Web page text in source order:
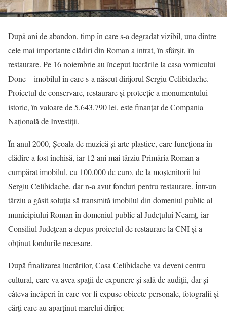
După ani de abandon, timp în care s-a degradat vizibil, una dintre
cele mai importante clădiri din Roman a intrat, în sfârșit, în
restaurare. Pe 16 noiembrie au început lucrările la casa vornicului
Done – imobilul în care s-a născut dirijorul Sergiu Celibidache.
Proiectul de conservare, restaurare și protecție a monumentului
istoric, în valoare de 5.643.790 lei, este finanțat de Compania
Națională de Investiții.
În anul 2000, Școala de muzică și arte plastice, care funcționa în
clădire a fost închisă, iar 12 ani mai târziu Primăria Roman a
cumpărat imobilul, cu 100.000 de euro, de la moștenitorii lui
Sergiu Celibidache, dar n-a avut fonduri pentru restaurare. Într-un
târziu a găsit soluția să transmită imobilul din domeniul public al
municipiului Roman în domeniul public al Județului Neamț, iar
Consiliul Județean a depus proiectul de restaurare la CNI și a
obținut fondurile necesare.
După finalizarea lucrărilor, Casa Celibidache va deveni centru
cultural, care va avea spații de expunere și sală de audiții, dar și
câteva încăperi în care vor fi expuse obiecte personale, fotografii și
cărți care au aparținut marelui dirijor.